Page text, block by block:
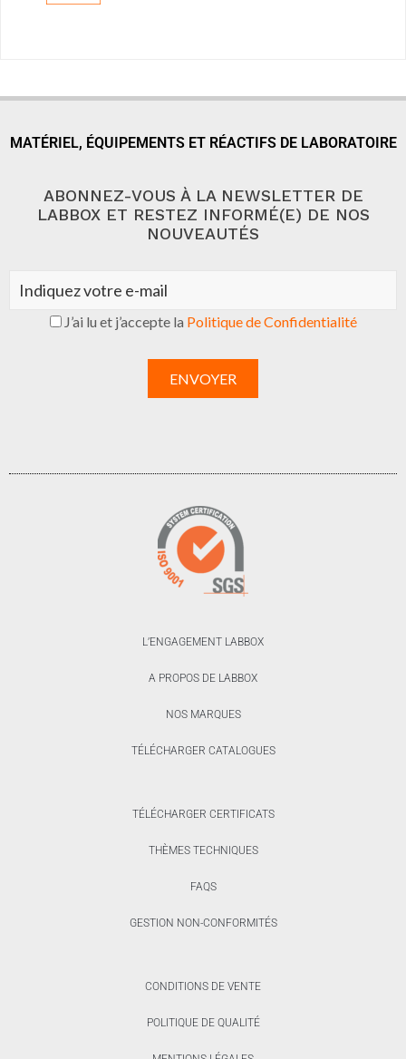
MATÉRIEL, ÉQUIPEMENTS ET RÉACTIFS DE LABORATOIRE
ABONNEZ-VOUS À LA NEWSLETTER DE
LABBOX ET RESTEZ INFORMÉ(E) DE NOS
NOUVEAUTÉS
J’ai lu et j’accepte la Politique de Confidentialité
L’ENGAGEMENT LABBOX
A PROPOS DE LABBOX
NOS MARQUES
TÉLÉCHARGER CATALOGUES
TÉLÉCHARGER CERTIFICATS
THÈMES TECHNIQUES
FAQS
GESTION NON-CONFORMITÉS
CONDITIONS DE VENTE
POLITIQUE DE QUALITÉ